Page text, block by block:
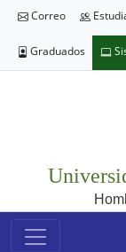
Correo
Graduados